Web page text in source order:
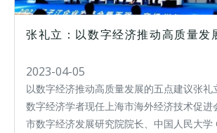
张礼立：以数字经济推动高质量发
2023-04-05
以数字经济推动高质量发展的五点建议张礼
数字经济学者现任上海市海外经济技术促进
市数字经济发展研究院院长、中国人民大学